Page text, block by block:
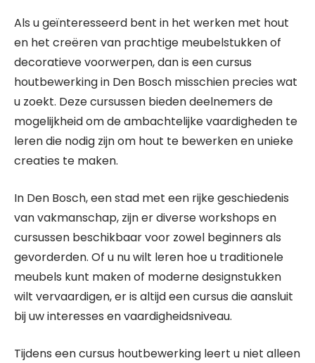
Als u geïnteresseerd bent in het werken met hout
en het creëren van prachtige meubelstukken of
decoratieve voorwerpen, dan is een cursus
houtbewerking in Den Bosch misschien precies wat
u zoekt. Deze cursussen bieden deelnemers de
mogelijkheid om de ambachtelijke vaardigheden te
leren die nodig zijn om hout te bewerken en unieke
creaties te maken.
In Den Bosch, een stad met een rijke geschiedenis
van vakmanschap, zijn er diverse workshops en
cursussen beschikbaar voor zowel beginners als
gevorderden. Of u nu wilt leren hoe u traditionele
meubels kunt maken of moderne designstukken
wilt vervaardigen, er is altijd een cursus die aansluit
bij uw interesses en vaardigheidsniveau.
Tijdens een cursus houtbewerking leert u niet alleen